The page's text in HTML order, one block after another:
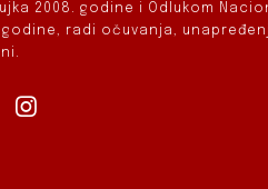
2008. godine i Odlukom
godine, radi očuvanja,